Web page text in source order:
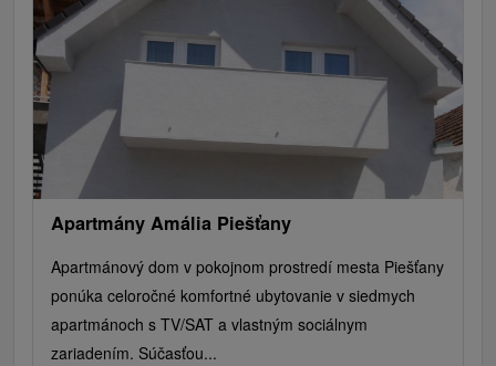
Apartmány Amália Piešťany
Apartmánový dom v pokojnom prostredí mesta Piešťany
ponúka celoročné komfortné ubytovanie v siedmych
apartmánoch s TV/SAT a vlastným sociálnym
zariadením. Súčasťou...